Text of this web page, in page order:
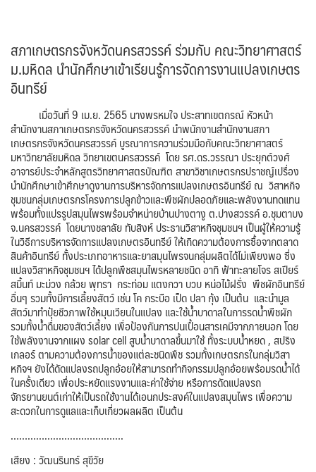
สภาเกษตรกรจังหวัด​นครสวรรค์ ร่วมกับ​ คณะ​วิทยาศาสตร์​
ม.มหิดล นำนักศึกษาเข้าเรียนรู้การจัดการงานแปลงเกษตร
อินทรีย์
เมื่อวันที่ 9 เม.ย. 2565 นางพรหมใจ ประสาทเขตกรณ์ หัวหน้า
สำนักงานสภาเกษตรกรจังหวัดนครสวรรค์​ นำพนักงานสำนักงานสภา
เกษตรกรจังหวัดนครสวรรค์ บูรณาการความร่วมมือกับคณะวิทยาศาสตร์
มหาวิทยาลัยมหิดล วิทยาเขตนครสวรรค์​ โดย รศ.ดร.วรรณา ประยุกต์วงศ์
อาจารย์​ประจำหลักสูตรวิทยาศาสตรบัณฑิต สาขาวิชาเกษตรกรปราชญ์เปรื่อง​
นำนักศึกษาเข้าศึกษาดูงานการบริหารจัดการแปลงเกษตรอินทรีย์ ณ วิสาหกิจ
ชุมชนกลุ่มเกษตรกรโครงการปลูกข้าวและพืชผักปลอดภัยและพลังงานทดแทน
พร้อมทั้งแปรรูปสมุนไพรพร้อมจำหน่ายบ้านปางตางู ต.ปางสวรรค์ อ.ชุมตาบง
จ.นครสวรรค์​ โดยนางชลาลัย ทับสิงห์ ประธานวิสาหกิจชุมชนฯ เป็นผู้ให้ความรู้
ในวิธีการบริหารจัดการแปลงเกษตรอินทรีย์ ให้เกิดความต้องการซื้อจากตลาด
สินค้าอินทรีย์ ทั้งประเภทอาหารและยาสมุนไพรจนกลุ่มผลิตได้ไม่เพียงพอ​ ซึ่ง
แปลงวิสาหกิจชุมชนฯ ได้ปลูกพืชสมุนไพรหลายชนิด​ อาทิ​ ฟ้าทะลายโจร สเปียร์
สมิ้นท์ มะม่วง กล้วย พุทรา กระท่อม แตงกวา บวบ หน่อไม้ฝรั่ง พืชผักอินทรีย์
อื่นๆ รวมทั้งมีการเลี้ยงสัตว์​ เช่น โค กระบือ เป็ด ปลา กุ้ง เป็นต้น และนำมูล
สัตว์มาทำปุ๋ยชีวภาพใช้หมุนเวียนในแปลง​ และใช้น้ำบาดาลในการรดน้ำพืชผัก
รวมทั้งน้ำดื่มของสัตว์เลี้ยง เพื่อป้องกันการปนเปื้อนสารเคมีจากภายนอก โดย
ใช้พลังงานจากแผง solar​ cell สูบน้ำบาดาลขึ้นมาใช้ ทั้งระบบน้ำหยด​ , สปริง
เกลอร์ ตามความต้องการน้ำของแต่ละชนิดพืช​ รวมทั้งเกษตรกรในกลุ่มวิสา
หกิจฯ ยังได้ดัดแปลงรถปลูกอ้อยให้สามารถทำกิจกรรม​ปลูกอ้อยพร้อมรดน้ำได้
ในครั้งเดียว เพื่อประหยัดแรงงานและค่าใช้จ่าย​ หรือการดัดแปลงรถ
จักรยานยนต์เก่าให้เป็นรถใช้งานได้เอนกประสงค์ในแปลงสมุนไพร เพื่อความ
สะดวกในการดูแลและเก็บเกี่ยวผลผลิต​ เป็น​ต้น
………………………………….
เสียง : วัฒนรินทร์ สุขีวัย